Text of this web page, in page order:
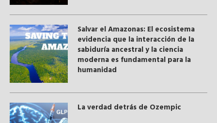
Salvar el Amazonas: El ecosistema
evidencia que la interacción de la
sabiduría ancestral y ​la ciencia
moderna​ es fundamental para la
humanidad
La verdad detrás de Ozempic